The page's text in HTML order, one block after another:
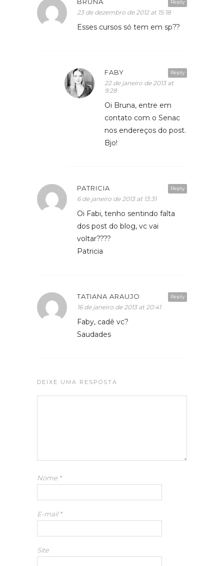
Reply
23 de dezembro de 2012 at 15:18
Esses cursos só tem em sp??
Reply
FABY
22 de janeiro de 2013 at
9:28
Oi Bruna, entre em
contato com o Senac
nos endereços do post.
Bjo!
Reply
PATRICIA
6 de janeiro de 2013 at 13:31
Oi Fabi, tenho sentindo falta
dos post do blog, vc vai
voltar????
Patricia
Reply
TATIANA ARAUJO
16 de janeiro de 2013 at 20:41
Faby, cadê vc?
Saudades
DEIXE UMA RESPOSTA
Nome *
E-mail*
Site